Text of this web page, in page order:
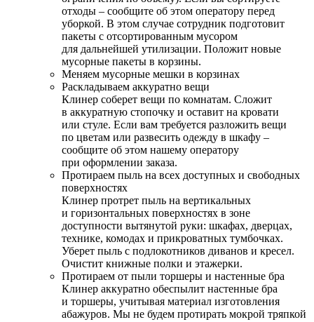
отходы – сообщите об этом оператору перед
уборкой. В этом случае сотрудник подготовит
пакеты с отсортированным мусором
для дальнейшей утилизации. Положит новые
мусорные пакеты в корзины.
Меняем мусорные мешки в корзинах
Раскладываем аккуратно вещи
Клинер соберет вещи по комнатам. Сложит
в аккуратную стопочку и оставит на кровати
или стуле. Если вам требуется разложить вещи
по цветам или развесить одежду в шкафу –
сообщите об этом нашему оператору
при оформлении заказа.
Протираем пыль на всех доступных и свободных
поверхностях
Клинер протрет пыль на вертикальных
и горизонтальных поверхностях в зоне
доступности вытянутой руки: шкафах, дверцах,
технике, комодах и прикроватных тумбочках.
Уберет пыль с подлокотников диванов и кресел.
Очистит книжные полки и этажерки.
Протираем от пыли торшеры и настенные бра
Клинер аккуратно обеспылит настенные бра
и торшеры, учитывая материал изготовления
абажуров. Мы не будем протирать мокрой тряпкой